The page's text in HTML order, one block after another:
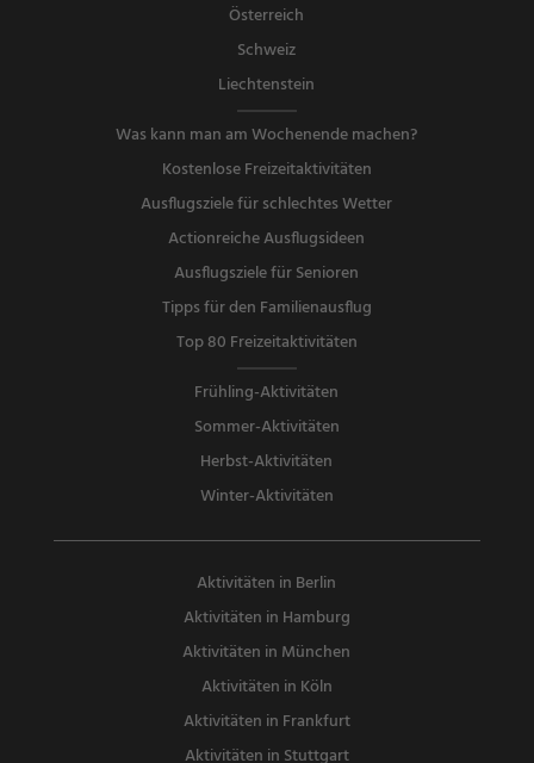
Österreich
Schweiz
Liechtenstein
Was kann man am Wochenende machen?
Kostenlose Freizeitaktivitäten
Ausflugsziele für schlechtes Wetter
Actionreiche Ausflugsideen
Ausflugsziele für Senioren
Tipps für den Familienausflug
Top 80 Freizeitaktivitäten
Frühling-Aktivitäten
Sommer-Aktivitäten
Herbst-Aktivitäten
Winter-Aktivitäten
Aktivitäten in Berlin
Aktivitäten in Hamburg
Aktivitäten in München
Aktivitäten in Köln
Aktivitäten in Frankfurt
Aktivitäten in Stuttgart